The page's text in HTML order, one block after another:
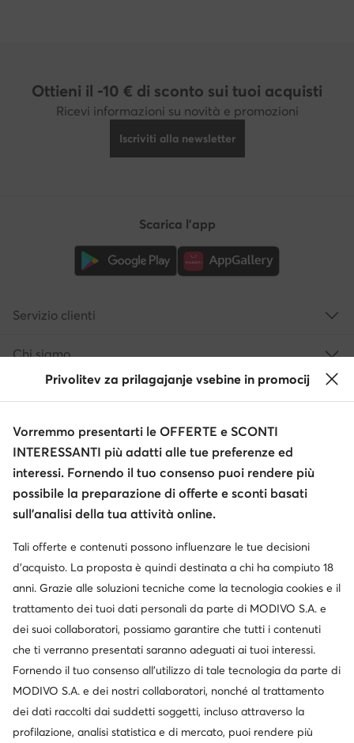
Ottieni il -10 € di sconto sui tuoi acquisti
Ricevi informazioni su novità e promozioni
Iscriviti alla newsletter
Cambia paese: Italia (IT)
Scarica l'app
Servizio clienti
Chi siamo
© escarpe.it 2026
Modifica impostazioni
Informativa sulla privacy
Protezione dei dati
Privolitev za prilagajanje vsebine in promocij
Vorremmo presentarti le OFFERTE e SCONTI
INTERESSANTI più adatti alle tue preferenze ed
interessi. Fornendo il tuo consenso puoi rendere più
possibile la preparazione di offerte e sconti basati
sull’analisi della tua attività online.
Tali offerte e contenuti possono influenzare le tue decisioni
d’acquisto. La proposta è quindi destinata a chi ha compiuto 18
anni. Grazie alle soluzioni tecniche come la tecnologia cookies e il
trattamento dei tuoi dati personali da parte di MODIVO S.A. e
dei suoi collaboratori, possiamo garantire che tutti i contenuti
che ti verranno presentati saranno adeguati ai tuoi interessi.
Fornendo il tuo consenso all’utilizzo di tale tecnologia da parte di
MODIVO S.A. e dei nostri collaboratori, nonché al trattamento
dei dati raccolti dai suddetti soggetti, incluso attraverso la
profilazione, analisi statistica e di mercato, puoi rendere più